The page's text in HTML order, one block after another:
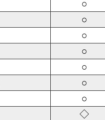
○
○
○
○
○
○
○
◇